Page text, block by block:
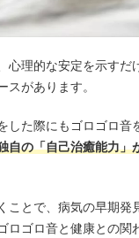
心理的な安定を示すだ
スがあります。
した際にもゴロゴロ音
自の「自己治癒能力」
ことで、病気の早期発
ロゴロ音と健康との関